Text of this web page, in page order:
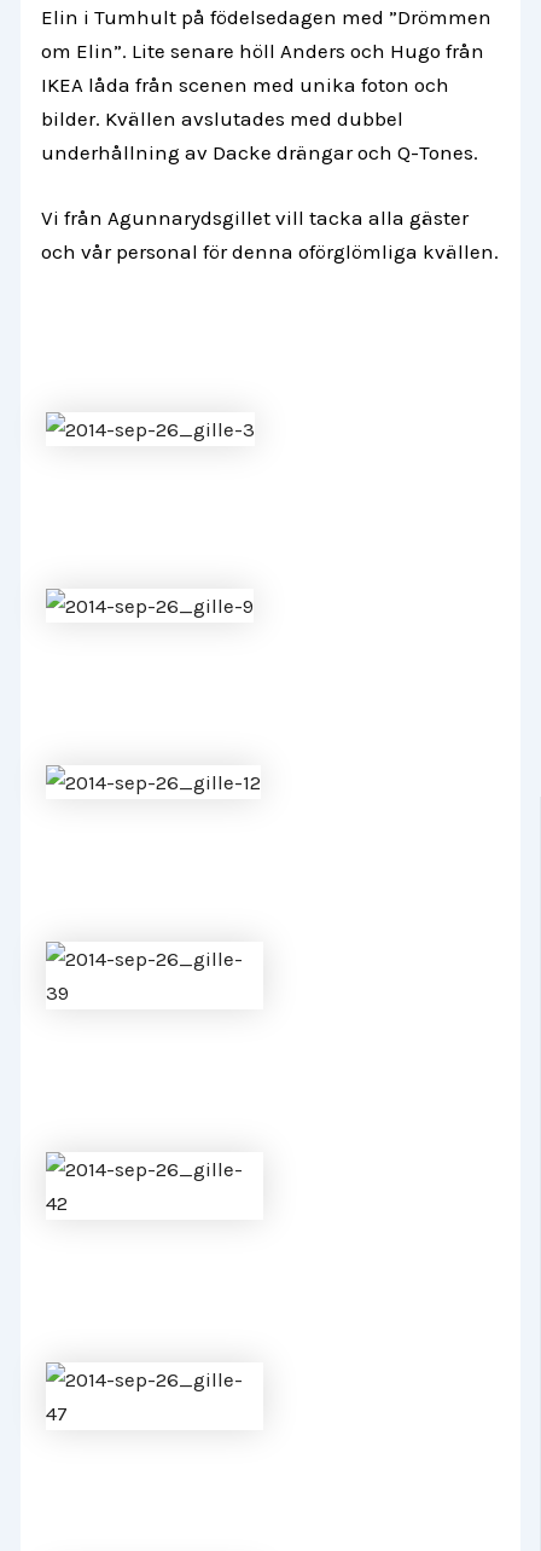
Elin i Tumhult på födelsedagen med ”Drömmen
om Elin”. Lite senare höll Anders och Hugo från
IKEA låda från scenen med unika foton och
bilder. Kvällen avslutades med dubbel
underhållning av Dacke drängar och Q-Tones.
Vi från Agunnarydsgillet vill tacka alla gäster
och vår personal för denna oförglömliga kvällen.